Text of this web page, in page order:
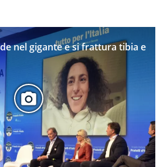
nel gigante e si frattura tibia e